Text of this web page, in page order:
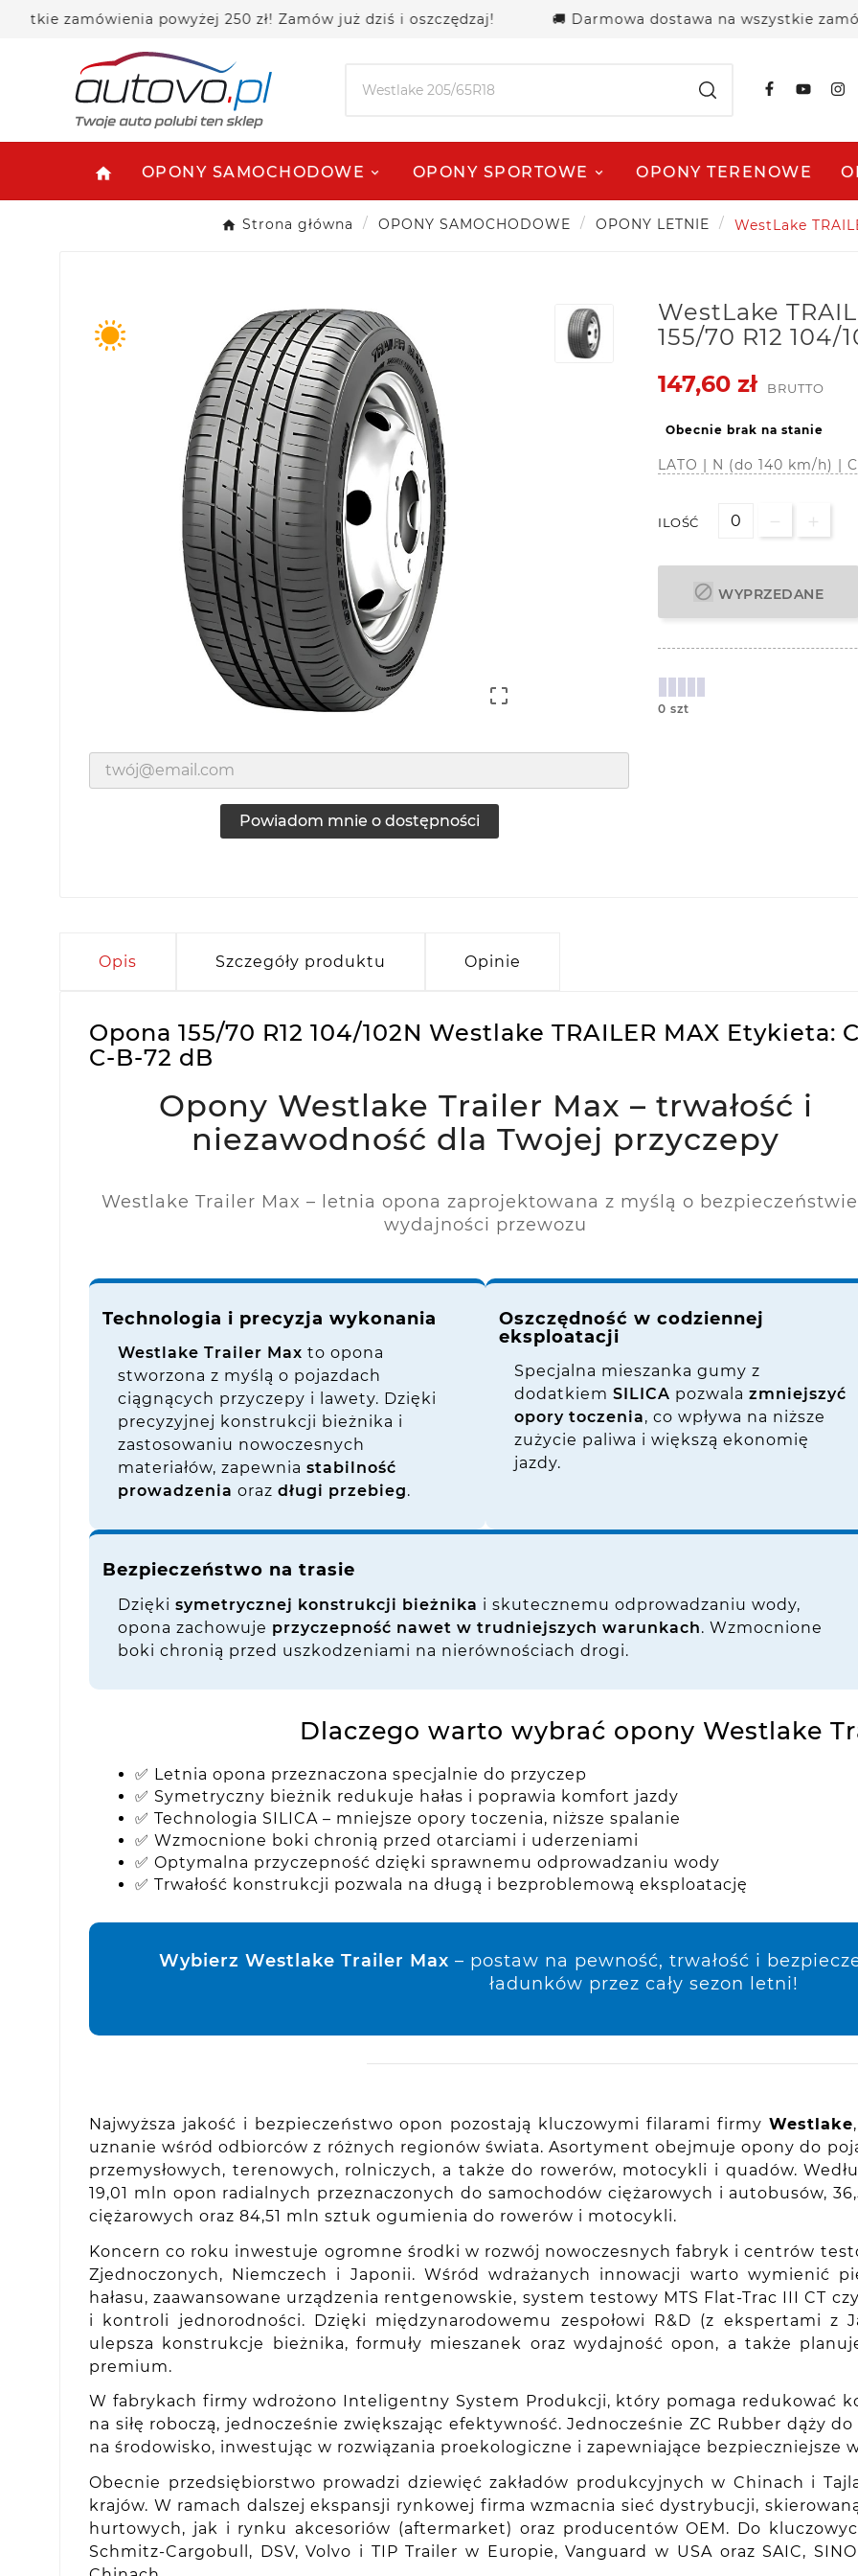
zamówienia powyżej 250 zł! Zamów już dziś i oszczędzaj! 🚚 Darmowa dostawa na wszystkie
home OPONY SAMOCHODOWE OPONY SPORTOWE OPONY TERENOWE
Strona główna OPONY SAMOCHODOWE OPONY LETNIE WestLake

Powiadom mnie o dostępności
WestLake
155/70 R12 104/
147,60 zł
BRUTTO
Obecnie brak na stanie
LATO | N (do 140 km/h) |
ILOŚĆ
 WYPRZEDANE
0 szt
Opis Szczegóły produktu Opinie
Opona 155/70 R12 104/102N Westlake TRAILER MAX Etykieta:
C-B-72 dB
Opony Westlake Trailer Max – trwałość i
niezawodność dla Twojej przyczepy
Westlake Trailer Max – letnia opona zaprojektowana z myślą o
wydajności przewozu
Technologia i precyzja wykonania
Westlake Trailer Max to opona
stworzona z myślą o pojazdach
ciągnących przyczepy i lawety. Dzięki
precyzyjnej konstrukcji bieżnika i
zastosowaniu nowoczesnych
materiałów, zapewnia stabilność
prowadzenia oraz długi przebieg.
Oszczędność w codziennej
eksploatacji
Specjalna mieszanka gumy z
dodatkiemSILICA pozwalazmniejszyć
opory toczenia, co wpływa na niższe
zużycie paliwa i większą ekonomię
jazdy.
Bezpieczeństwo na trasie
Dzięki symetrycznej konstrukcji bieżnika i skutecznemu odprowadzaniu wody,
opona zachowuje przyczepność nawet w trudniejszych warunkach. Wzmocnione
boki chronią przed uszkodzeniami na nierównościach drogi.
Dlaczego warto wybrać opony Westlake
✅ Letnia opona przeznaczona specjalnie do przyczep
✅ Symetryczny bieżnik redukuje hałas i poprawia komfort jazdy
✅ Technologia SILICA – mniejsze opory toczenia, niższe spalanie
✅ Wzmocnione boki chronią przed otarciami i uderzeniami
✅ Optymalna przyczepność dzięki sprawnemu odprowadzaniu wody
✅ Trwałość konstrukcji pozwala na długą i bezproblemową eksploatację
Wybierz Westlake Trailer Max – postaw na pewność, trwałość i
ładunków przez cały sezon letni!
Najwyższa jakość i bezpieczeństwo opon pozostają kluczowymi filarami firmy Westlake
uznanie wśród odbiorców z różnych regionów świata. Asortyment obejmuje opony do
przemysłowych, terenowych, rolniczych, a także do rowerów, motocykli i quadów.
19,01 mln opon radialnych przeznaczonych do samochodów ciężarowych i autobusów,
ciężarowych oraz 84,51 mln sztuk ogumienia do rowerów i motocykli.
Koncern co roku inwestuje ogromne środki w rozwój nowoczesnych fabryk i centrów
Zjednoczonych, Niemczech i Japonii. Wśród wdrażanych innowacji warto wymienić
hałasu, zaawansowane urządzenia rentgenowskie, system testowy MTS Flat-Trac III CT
i kontroli jednorodności. Dzięki międzynarodowemu zespołowi R&D (z ekspertami z
ulepsza konstrukcje bieżnika, formuły mieszanek oraz wydajność opon, a także
premium.
W fabrykach firmy wdrożono Inteligentny System Produkcji, który pomaga redukować
na siłę roboczą, jednocześnie zwiększając efektywność. Jednocześnie ZC Rubber dąży
na środowisko, inwestując w rozwiązania proekologiczne i zapewniające bezpieczniejsze
Obecnie przedsiębiorstwo prowadzi dziewięć zakładów produkcyjnych w Chinach i
krajów. W ramach dalszej ekspansji rynkowej firma wzmacnia sieć dystrybucji,
hurtowych, jak i rynku akcesoriów (aftermarket) oraz producentów OEM. Do
Schmitz-Cargobull, DSV, Volvo i TIP Trailer w Europie, Vanguard w USA oraz SAIC,